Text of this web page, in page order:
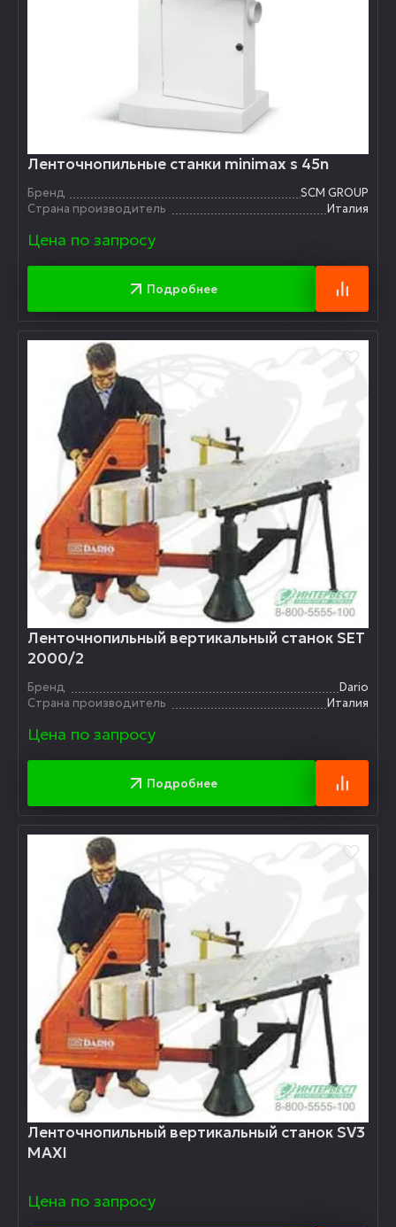
Ленточнопильные станки minimax s 45n
Бренд
SCM GROUP
Страна производитель
Италия
Цена по запросу
Подробнее
Ленточнопильный вертикальный станок SET
2000/2
Бренд
Dario
Страна производитель
Италия
Цена по запросу
Подробнее
Ленточнопильный вертикальный станок SV3
MAXI
Цена по запросу